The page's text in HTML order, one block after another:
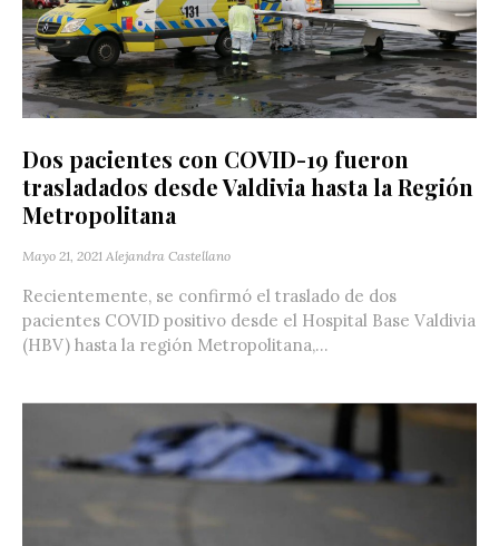
Dos pacientes con COVID-19 fueron
trasladados desde Valdivia hasta la Región
Metropolitana
Mayo 21, 2021 Alejandra Castellano
Recientemente, se confirmó el traslado de dos
pacientes COVID positivo desde el Hospital Base Valdivia
(HBV) hasta la región Metropolitana,...